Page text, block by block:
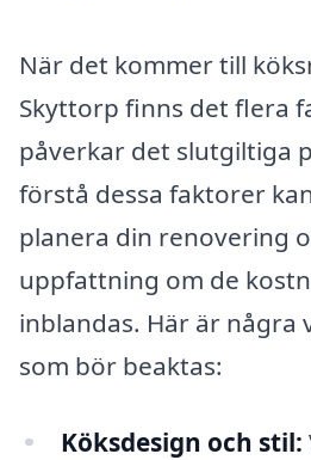
När det kommer till
Skyttorp finns det flera
påverkar det slutgiltiga
förstå dessa faktorer
planera din renovering
uppfattning om de
inblandas. Här är några
som bör beaktas:
Köksdesign och stil: